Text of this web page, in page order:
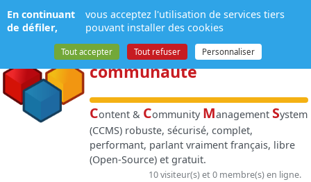
NPDS:Gestion de
contenuet de
communauté
Content & Community Management System
(CCMS) robuste, sécurisé, complet,
performant, parlant vraiment français, libre
(Open-Source) et gratuit.
10 visiteur(s) et 0 membre(s) en ligne.
Panneau de gestion des cookies
En continuant
de défiler,
vous acceptez l'utilisation de services tiers
pouvant installer des cookies
Tout accepter Tout refuser Personnaliser